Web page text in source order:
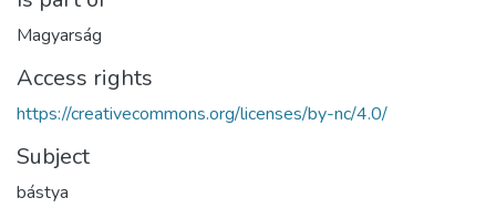
Magyarság
Access rights
https://creativecommons.org/licenses/by-nc/4.0/
Subject
bástya